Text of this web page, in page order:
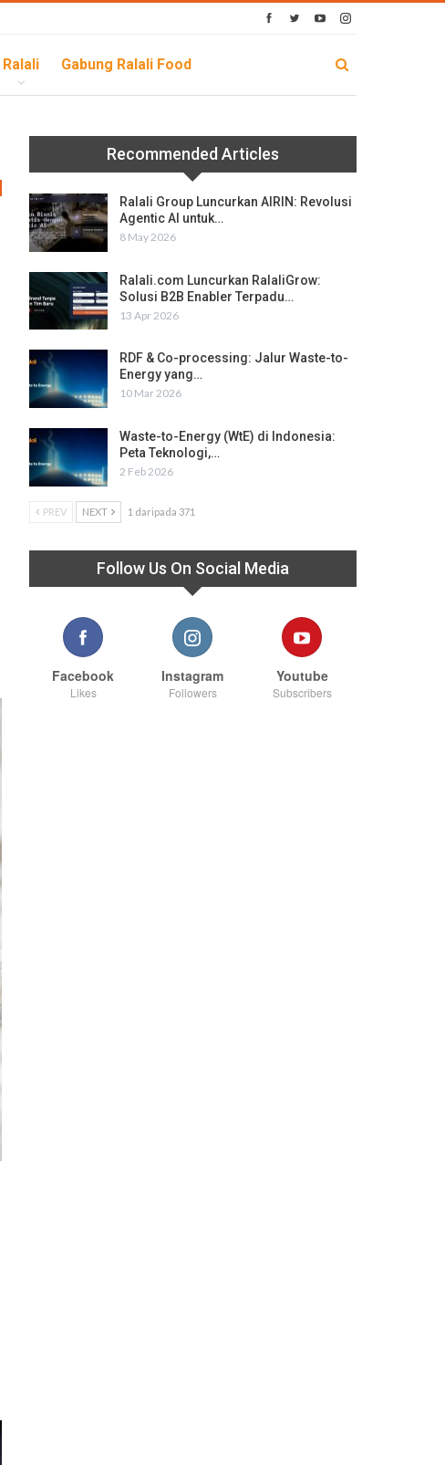
Ralali Gabung Ralali Food
Recommended Articles
Ralali Group Luncurkan AIRIN: Revolusi
Agentic AI untuk…
8 May 2026
Ralali.com Luncurkan RalaliGrow:
Solusi B2B Enabler Terpadu…
13 Apr 2026
RDF & Co-processing: Jalur Waste-to-
Energy yang…
10 Mar 2026
Waste-to-Energy (WtE) di Indonesia:
Peta Teknologi,…
2 Feb 2026
PREV NEXT 1 daripada 371
Follow Us On Social Media
Facebook
Likes
Instagram
Followers
Youtube
Subscribers